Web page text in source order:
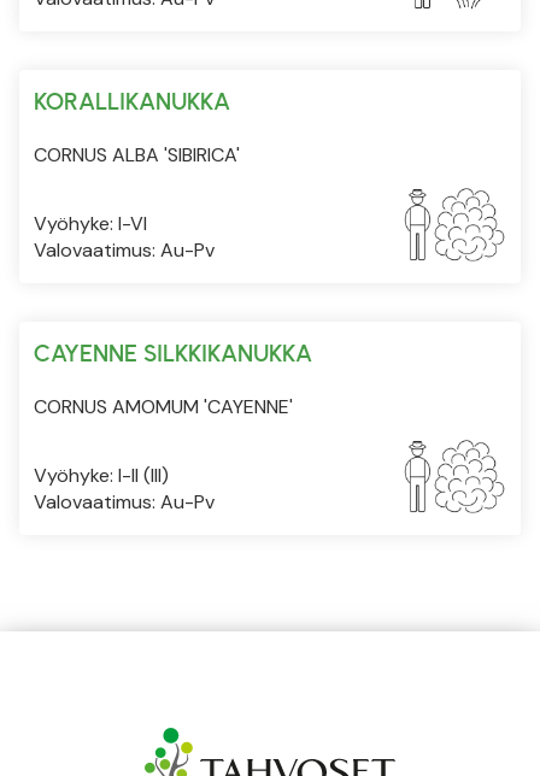
KORALLIKANUKKA
CORNUS ALBA 'SIBIRICA'
Vyöhyke: I-VI
Valovaatimus: Au-Pv
CAYENNE SILKKIKANUKKA
CORNUS AMOMUM 'CAYENNE'
Vyöhyke: I-II (III)
Valovaatimus: Au-Pv